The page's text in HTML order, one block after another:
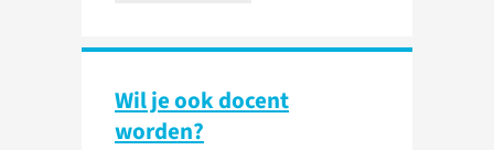
Wil je ook docent
worden?